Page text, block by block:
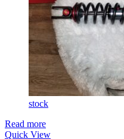
stock
Read more
Quick View